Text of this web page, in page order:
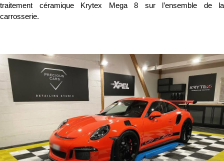
traitement céramique Krytex Mega 8 sur l’ensemble de la
carrosserie.